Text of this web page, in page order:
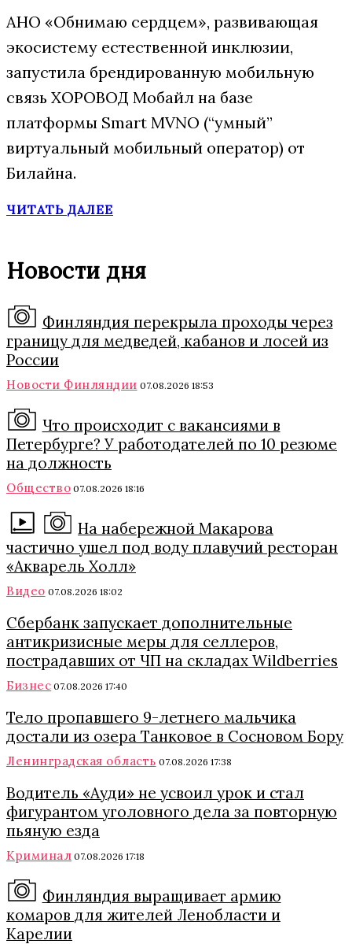
АНО «Обнимаю сердцем», развивающая
экосистему естественной инклюзии,
запустила брендированную мобильную
связь ХОРОВОД Мобайл на базе
платформы Smart MVNO (“умный”
виртуальный мобильный оператор) от
Билайна.
ЧИТАТЬ ДАЛЕЕ
Новости дня
Финляндия перекрыла проходы через
границу для медведей, кабанов и лосей из
России
Новости Финляндии 07.08.2026 18:53
Что происходит с вакансиями в
Петербурге? У работодателей по 10 резюме
на должность
Общество 07.08.2026 18:16
На набережной Макарова
частично ушел под воду плавучий ресторан
«Акварель Холл»
Видео 07.08.2026 18:02
Сбербанк запускает дополнительные
антикризисные меры для селлеров,
пострадавших от ЧП на складах Wildberries
Бизнес 07.08.2026 17:40
Тело пропавшего 9-летнего мальчика
достали из озера Танковое в Сосновом Бору
Ленинградская область 07.08.2026 17:38
Водитель «Ауди» не усвоил урок и стал
фигурантом уголовного дела за повторную
пьяную езда
Криминал 07.08.2026 17:18
Финляндия выращивает армию
комаров для жителей Ленобласти и
Карелии